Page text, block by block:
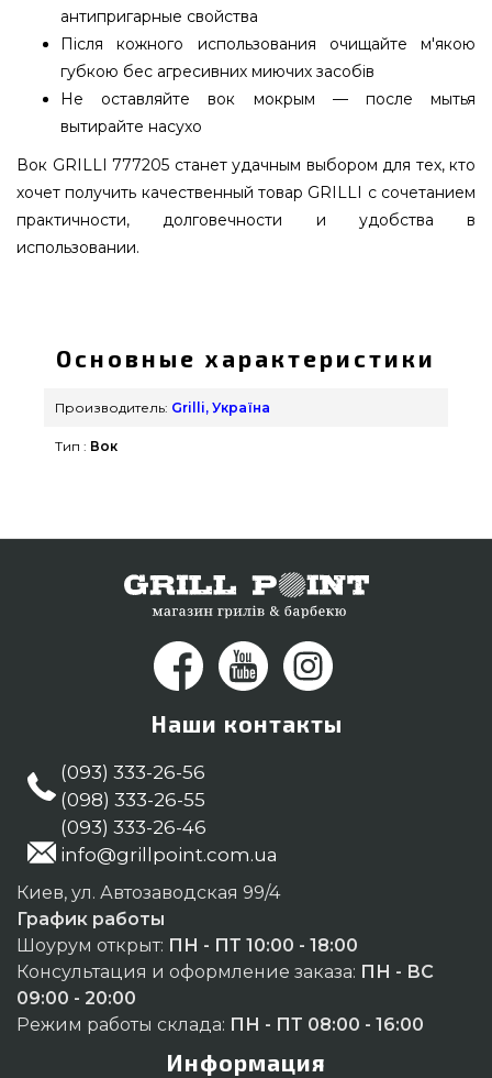
антипригарные свойства
Після кожного использования очищайте м'якою
губкою бес агресивних миючих засобів
Не оставляйте вок мокрым — после мытья
вытирайте насухо
Вок GRILLI 777205 станет удачным выбором для тех, кто
хочет получить качественный товар GRILLI с сочетанием
практичности, долговечности и удобства в
использовании.
оправданной стоимости всего 6 290 грн. в
интернет каталоге грилей и барбекью
grillpoint.com.ua Лучшие предложения на
Позвоните прямо сейчас нашим экспертам на
Мариуполь
Основные характеристики
Производитель: Grilli, Україна
Тип : Вок
Наши контакты
(093) 333-26-56
(098) 333-26-55
(093) 333-26-46
info@grillpoint.com.ua
Киев, ул. Автозаводская 99/4
График работы
Шоурум открыт: ПН - ПТ 10:00 - 18:00
Консультация и оформление заказа: ПН - ВС
09:00 - 20:00
Режим работы склада: ПН - ПТ 08:00 - 16:00
Информация